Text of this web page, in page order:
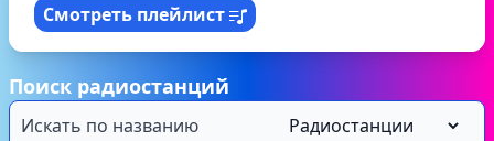
Смотреть плейлист
Поиск радиостанций